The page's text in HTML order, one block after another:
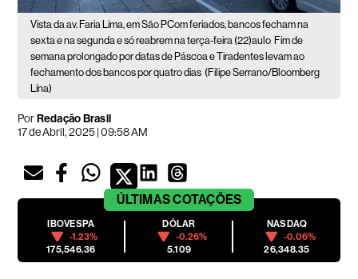
Vista da av. Faria Lima, em São PCom feriados, bancos fecham na
sexta e na segunda e só reabrem na terça-feira (22)aulo Fim de
semana prolongado por datas de Páscoa e Tiradentes levam ao
fechamento dos bancos por quatro dias (Filipe Serrano/Bloomberg
Lína)
PorRedação Brasil
17 de Abril, 2025 | 09:58 AM
ÚLTIMASCOTAÇÕES
IBOVESPA
-1.23%
175,546.36
DÓLAR
-0.26%
5.109
NASDAQ
-0.06%
26,348.35